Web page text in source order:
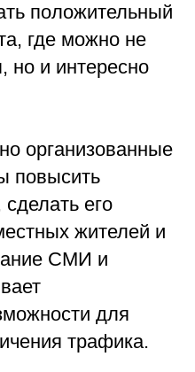
положительный
где можно не
но и интересно
организованные
повысить
его
жителей и
СМИ и
для
трафика.